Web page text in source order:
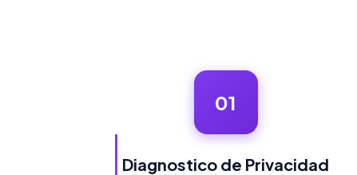
01
Diagnostico de Privacidad